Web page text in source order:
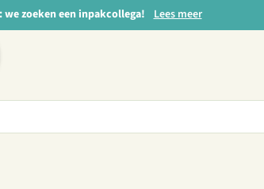
we zoeken een inpakcollega! Lees meer